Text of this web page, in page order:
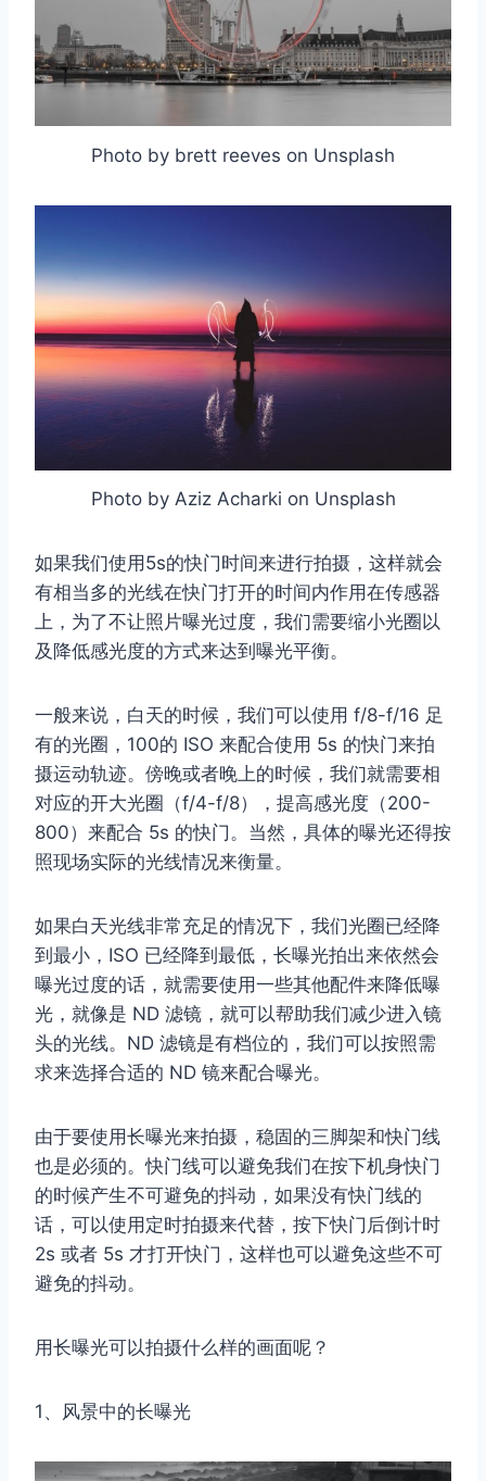
Photo by brett reeves on Unsplash
Photo by Aziz Acharki on Unsplash
如果我们使用5s的快门时间来进行拍摄，这样就会
有相当多的光线在快门打开的时间内作用在传感器
上，为了不让照片曝光过度，我们需要缩小光圈以
及降低感光度的方式来达到曝光平衡。
一般来说，白天的时候，我们可以使用 f/8-f/16 足
有的光圈，100的 ISO 来配合使用 5s 的快门来拍
摄运动轨迹。傍晚或者晚上的时候，我们就需要相
对应的开大光圈（f/4-f/8），提高感光度（200-
800）来配合 5s 的快门。当然，具体的曝光还得按
照现场实际的光线情况来衡量。
如果白天光线非常充足的情况下，我们光圈已经降
到最小，ISO 已经降到最低，长曝光拍出来依然会
曝光过度的话，就需要使用一些其他配件来降低曝
光，就像是 ND 滤镜，就可以帮助我们减少进入镜
头的光线。ND 滤镜是有档位的，我们可以按照需
求来选择合适的 ND 镜来配合曝光。
由于要使用长曝光来拍摄，稳固的三脚架和快门线
也是必须的。快门线可以避免我们在按下机身快门
的时候产生不可避免的抖动，如果没有快门线的
话，可以使用定时拍摄来代替，按下快门后倒计时
2s 或者 5s 才打开快门，这样也可以避免这些不可
避免的抖动。
用长曝光可以拍摄什么样的画面呢？
1、风景中的长曝光